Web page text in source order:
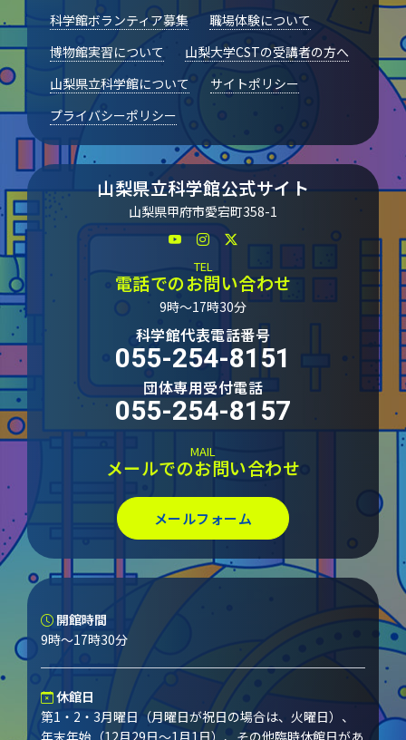
科学館ボランティア募集
職場体験について
博物館実習について
山梨大学CSTの受講者の方へ
山梨県立科学館について
サイトポリシー
プライバシーポリシー
山梨県立科学館公式サイト
山梨県甲府市愛宕町358-1
TEL
電話でのお問い合わせ
9時～17時30分
科学館代表電話番号
055-254-8151
団体専用受付電話
055-254-8157
MAIL
メールでのお問い合わせ
メールフォーム
開館時間
9時～17時30分
休館日
第1・2・3月曜日（月曜日が祝日の場合は、火曜日）、
年末年始（12月29日～1月1日）、その他臨時休館日があ